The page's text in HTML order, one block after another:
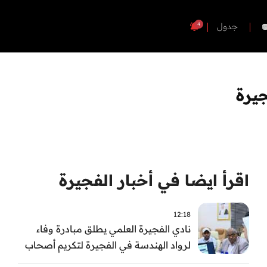
جدول 4
اقرأ ايضا في أخبار الفجيرة
12:18
نادي الفجيرة العلمي يطلق مبادرة وفاء
لرواد الهندسة في الفجيرة لتكريم أصحاب
العطاء وترسيخ الإرث الهندسي بالفجيرة